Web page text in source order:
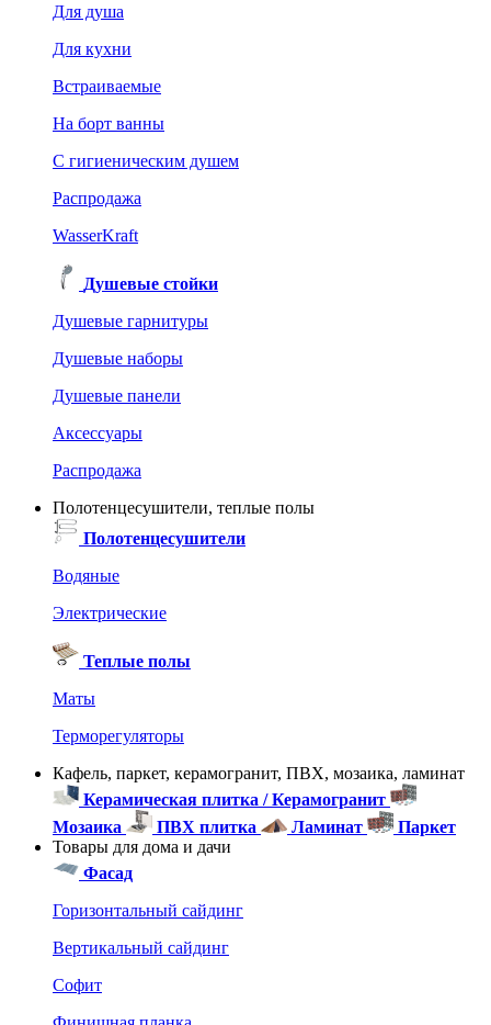
Для душа
Для кухни
Встраиваемые
На борт ванны
C гигиеническим душем
Распродажа
WasserKraft
Душевые стойки
Душевые гарнитуры
Душевые наборы
Душевые панели
Аксессуары
Распродажа
Полотенцесушители, теплые полы
Полотенцесушители
Водяные
Электрические
Теплые полы
Маты
Терморегуляторы
Кафель, паркет, керамогранит, ПВХ, мозаика, ламинат
Керамическая плитка / Керамогранит
Мозаика
ПВХ плитка Ламинат
Паркет
Товары для дома и дачи
Фасад
Горизонтальный сайдинг
Вертикальный сайдинг
Софит